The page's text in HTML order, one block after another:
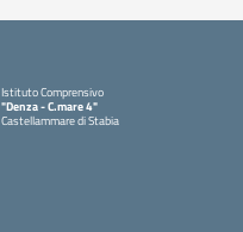
Istituto Comprensivo
"Denza - C.mare 4"
Castellammare di Stabia